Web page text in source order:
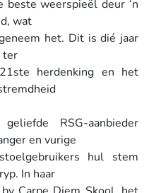
beste weerspieël deur ‘n
wat
het. Dit is dié jaar
ter
herdenking en het
RSG-aanbieder
en vurige
hul stem
In haar